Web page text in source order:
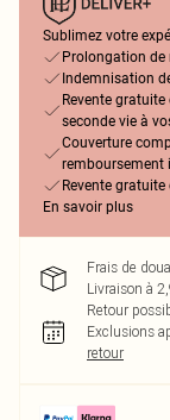
Sublimez votre
Prolongation de
Indemnisation
Revente
seconde vie à
Couverture
remboursement
Revente
En savoir plus
Frais de
Livraison à
Retour
Exclusions
retour